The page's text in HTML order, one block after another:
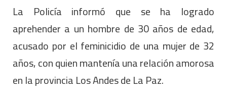
La Policía informó que se ha logrado
aprehender a un hombre de 30 años de edad,
acusado por el feminicidio de una mujer de 32
años, con quien mantenía una relación amorosa
en la provincia Los Andes de La Paz.